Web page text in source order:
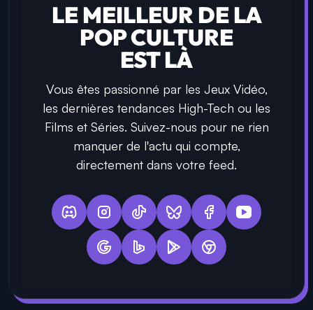
LE MEILLEUR DE LA
POP CULTURE
EST LÀ
Vous êtes passionné par les Jeux Vidéo,
les dernières tendances High-Tech ou les
Films et Séries. Suivez-nous pour ne rien
manquer de l'actu qui compte,
directement dans votre feed.